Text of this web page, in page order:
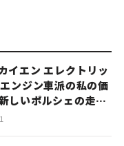
イエン エレクトリッ
ンジン車派の私の価
しいポルシェの走